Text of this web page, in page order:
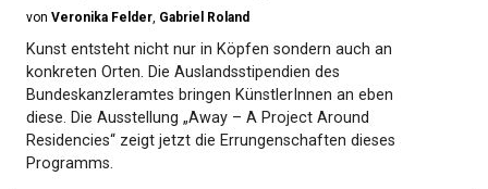
von Veronika Felder, Gabriel Roland
Kunst entsteht nicht nur in Köpfen sondern auch an
konkreten Orten. Die Auslandsstipendien des
Bundeskanzleramtes bringen KünstlerInnen an eben
diese. Die Ausstellung „Away – A Project Around
Residencies“ zeigt jetzt die Errungenschaften dieses
Programms.